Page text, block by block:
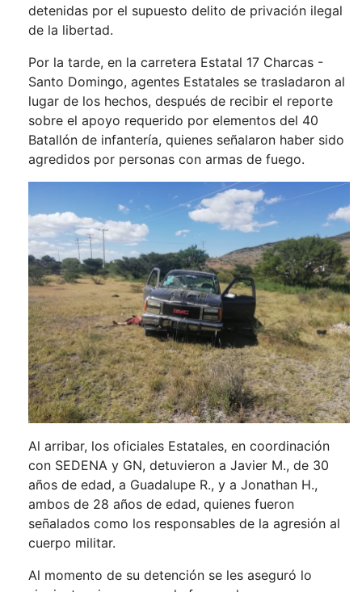
detenidas por el supuesto delito de privación ilegal
de la libertad.
Por la tarde, en la carretera Estatal 17 Charcas -
Santo Domingo, agentes Estatales se trasladaron al
lugar de los hechos, después de recibir el reporte
sobre el apoyo requerido por elementos del 40
Batallón de infantería, quienes señalaron haber sido
agredidos por personas con armas de fuego.
Al arribar, los oficiales Estatales, en coordinación
con SEDENA y GN, detuvieron a Javier M., de 30
años de edad, a Guadalupe R., y a Jonathan H.,
ambos de 28 años de edad, quienes fueron
señalados como los responsables de la agresión al
cuerpo militar.
Al momento de su detención se les aseguró lo